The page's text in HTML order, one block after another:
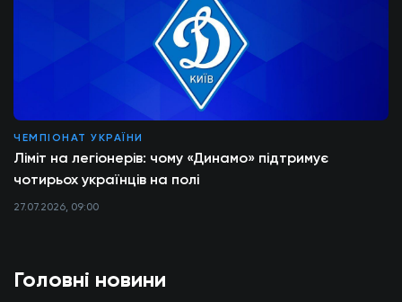
Головні новини
ЧЕМПІОНАТ УКРАЇНИ
Ліміт на легіонерів: чому «Динамо» підтримує
чотирьох українців на полі
27.07.2026, 09:00